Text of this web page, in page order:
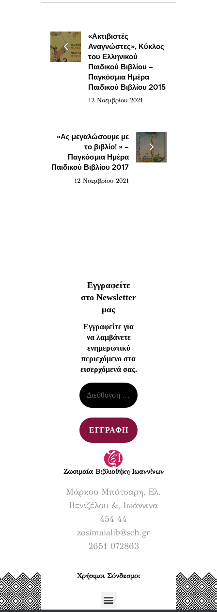
«Ακτιβιστές
Αναγνώστες», Κύκλος
του Ελληνικού
Παιδικού Βιβλίου –
Παγκόσμια Ημέρα
Παιδικού Βιβλίου 2015
12 Νοεμβρίου 2021
«Ας μεγαλώσουμε με
το βιβλίο! » –
Παγκόσμια Ημέρα
Παιδικού Βιβλίου 2017
12 Νοεμβρίου 2021
Εγγραφείτε
στο Newsletter
μας
Εγγραφείτε για
να λαμβάνετε
ενημερωτικό
περιεχόμενο στα
εισερχόμενά σας.
Ζωσιμαία Βιβλιοθήκη Ιωαννίνων​
Μάρκου Μπότσαρη, Ελ.
Βενιζέλου &, Ιωάννινα
454 44
zosimaialib@sch.gr
2651 072863
Χρήσιμοι Σύνδεσμοι